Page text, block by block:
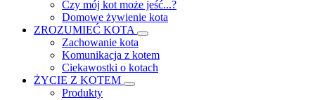
Czy mój kot może jeść...?
Domowe żywienie kota
ZROZUMIEĆ KOTA
Zachowanie kota
Komunikacja z kotem
Ciekawostki o kotach
ŻYCIE Z KOTEM
Produkty